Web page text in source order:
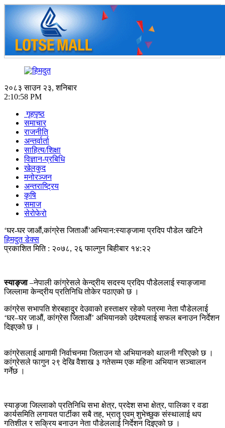
२०८३ साउन २३, शनिबार
2:10:58 PM
गृहपृष्ठ
समाचार
राजनीति
अन्तर्वार्ता
साहित्य/शिक्षा
विज्ञान-प्रबिधि
खेलकुद
मनोरञ्जन
अन्तराष्ट्रिय
कृषि
समाज
सेरोफेरो
‘घर-घर जाऔं,कांग्रेस जिताऔं’अभियान:स्याङ्जामा प्रदिप पौडेल खटिने
हिमदुत डेक्स
प्रकाशित मिति : २०७८, २६ फाल्गुन बिहीबार १४:२२
स्याङ्जा–नेपाली कांग्रेसले केन्द्रीय सदस्य प्रदिप पौडेललाई स्याङ्जामा
जिल्लामा केन्द्रीय प्रतिनिधि तोकेर पठाएको छ ।
कांग्रेस सभापति शेरबहादुर देउवाको हस्ताक्षर रहेको पत्रमा नेता पौडेललाई
‘घर–घर जाऔं, कांग्रेस जिताऔं’ अभियानको उदेश्यलाई सफल बनाउन निर्देशन
दिइएको छ ।
कांग्रेसलाई आगामी निर्वाचनमा जिताउन यो अभियानको थालनी गरिएको छ ।
कांग्रेसले फागुन २९ देखि वैशाख ३ गतेसम्म एक महिना अभियान सञ्चालन
गर्नेछ ।
स्याङ्जा जिल्लाको प्रतिनिधि सभा क्षेत्र, प्रदेश सभा क्षेत्र, पालिका र वडा
कार्यसमिति लगायत पार्टीका सबै तह, भ्रातृ एवम् शुभेच्छुक संस्थालाई थप
गतिशील र सक्रिय बनाउन नेता पौडेललाई निर्देशन दिइएको छ ।